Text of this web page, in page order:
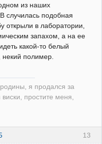
из наших
случилась подобная
открыли в лаборатории,
запахом, а на ее
какой-то белый
полимер.
я продался за
виски, простите меня,
13